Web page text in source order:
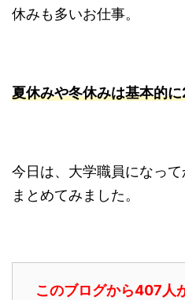
休みも多いお仕事。
夏休みや冬休みは基本的
今日は、大学職員になって
まとめてみました。
このブログから407人